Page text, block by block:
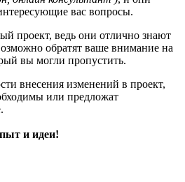
вас вопросы.
проект, ведь они отлично знают
обратят ваше внимание на
вы могли пропустить.
внесения изменений в проект,
или предложат
и идеи!